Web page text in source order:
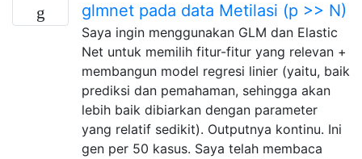
glmnet pada data Metilasi (p >> N)
Saya ingin menggunakan GLM dan Elastic
Net untuk memilih fitur-fitur yang relevan +
membangun model regresi linier (yaitu, baik
prediksi dan pemahaman, sehingga akan
lebih baik dibiarkan dengan parameter
yang relatif sedikit). Outputnya kontinu. Ini
gen per 50 kasus. Saya telah membaca